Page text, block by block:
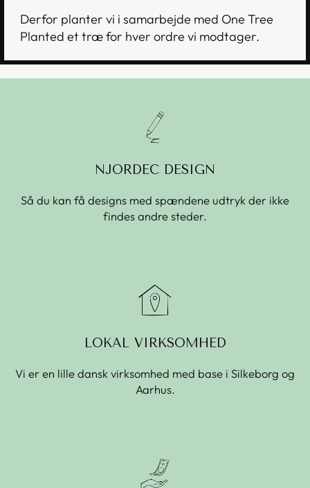
Derfor planter vi i samarbejde med One Tree
Planted et træ for hver ordre vi modtager.
NJORDEC DESIGN
Så du kan få designs med spændene udtryk der ikke
findes andre steder.
LOKAL VIRKSOMHED
Vi er en lille dansk virksomhed med base i Silkeborg og
Aarhus.